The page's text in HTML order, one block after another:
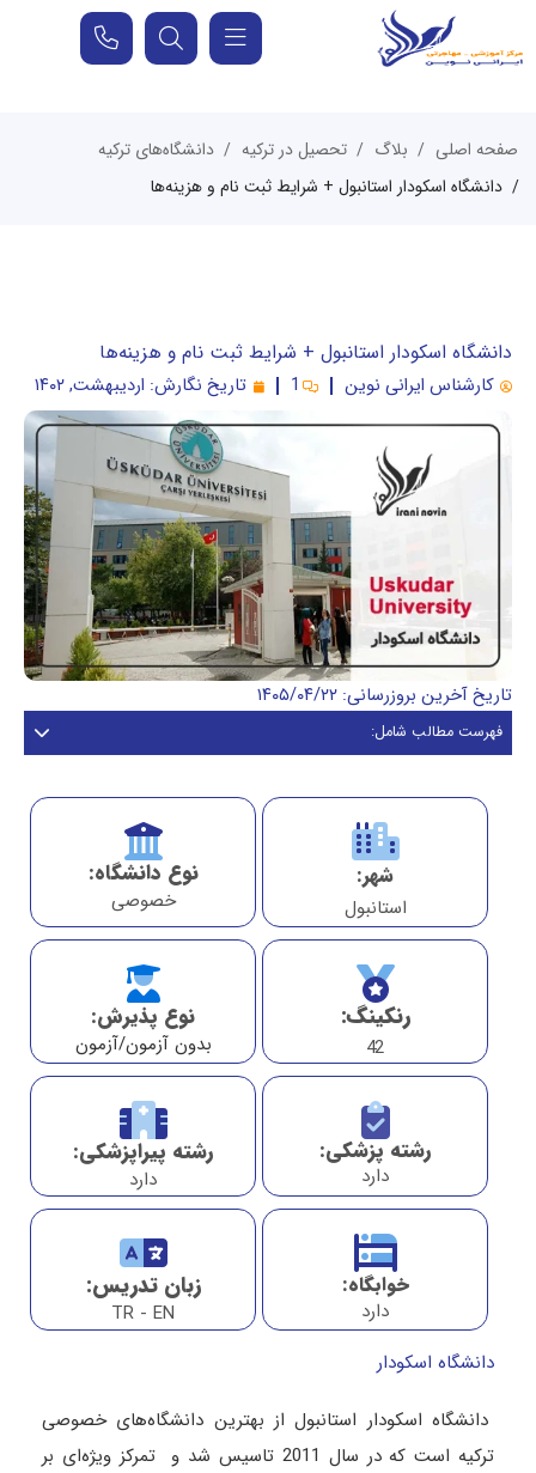
صفحه اصلی بلاگ تحصیل در ترکیه
دانشگاه‌های ترکیه
دانشگاه اسکودار استانبول + شرایط ثبت نام و هزینه‌ها
دانشگاه اسکودار استانبول + شرایط ثبت نام و هزینه‌ها
کارشناس ایرانی نوین 1 تاریخ نگارش: اردیبهشت, ۱۴۰۲
تاریخ آخرین بروزرسانی: ۱۴۰۵/۰۴/۲۲
فهرست مطالب شامل:
شهر:
استانبول
نوع دانشگاه:
خصوصی
رنکینگ:
42
نوع پذیرش:
بدون آزمون/آزمون
رشته پزشکی:
دارد
رشته پیراپزشکی:
دارد
خوابگاه:
دارد
زبان تدریس:
TR - EN
دانشگاه اسکودار
دانشگاه اسکودار استانبول از بهترین دانشگاه‌های خصوصی
ترکیه است که در سال 2011 تاسیس شد و تمرکز ویژه‌ای بر